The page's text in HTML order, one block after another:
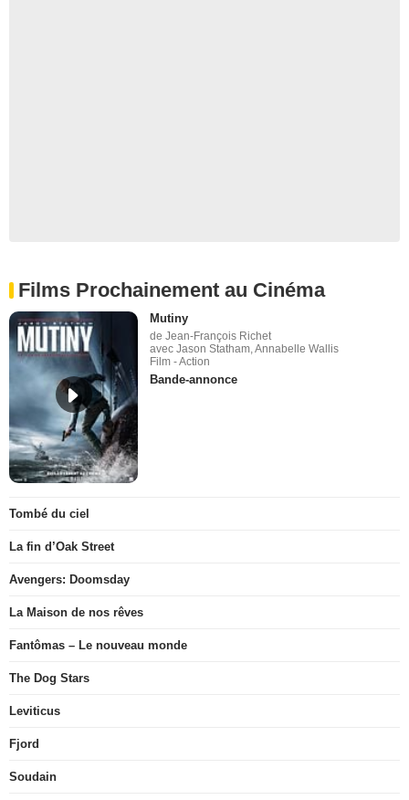
Films Prochainement au Cinéma
Mutiny
de Jean-François Richet
avec Jason Statham, Annabelle Wallis
Film - Action
Bande-annonce
Tombé du ciel
La fin d’Oak Street
Avengers: Doomsday
La Maison de nos rêves
Fantômas – Le nouveau monde
The Dog Stars
Leviticus
Fjord
Soudain